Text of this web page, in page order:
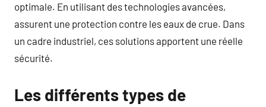
optimale. En utilisant des technologies avancées,
assurent une protection contre les eaux de crue. Dans
un cadre industriel, ces solutions apportent une réelle
sécurité.
Les différents types de